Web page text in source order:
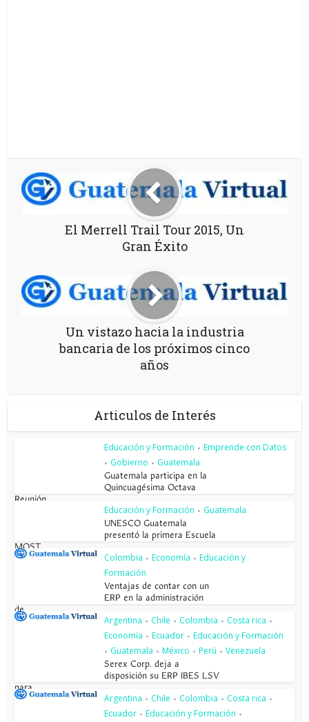
El Merrell Trail Tour 2015, Un
Gran Éxito
Un vistazo hacia la industria
bancaria de los próximos cinco
años
Articulos de Interés
Educación y Formación • Emprende con Datos
• Gobierno • Guatemala
Guatemala participa en la
Quincuagésima Octava
Reunión...
Educación y Formación • Guatemala
UNESCO Guatemala
presentó la primera Escuela
MOST
Colombia • Economía • Educación y
Formación
Ventajas de contar con un
ERP en la administración
de...
Argentina • Chile • Colombia • Costa rica •
Economía • Ecuador • Educación y Formación
• Guatemala • México • Perú • Venezuela
Serex Corp. deja a
disposición su ERP IBES LSV
para...
Argentina • Chile • Colombia • Costa rica •
Ecuador • Educación y Formación •